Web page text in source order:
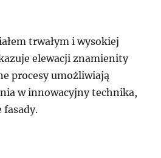
trwałym i wysokiej
elewacji znamienity
procesy umożliwiają
w innowacyjny technika,
fasady.